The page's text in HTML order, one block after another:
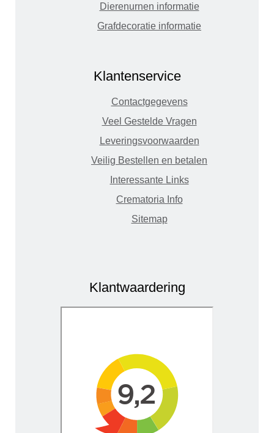
Dierenurnen informatie
Grafdecoratie informatie
Klantenservice
Contactgegevens
Veel Gestelde Vragen
Leveringsvoorwaarden
Veilig Bestellen en betalen
Interessante Links
Crematoria Info
Sitemap
Klantwaardering